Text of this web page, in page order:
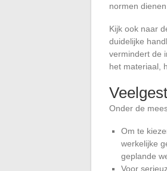
normen
Kijk ook naar
duidelijke
vermindert de
het materiaal,
Onder de
Om te
werkelijke
geplande
Voor